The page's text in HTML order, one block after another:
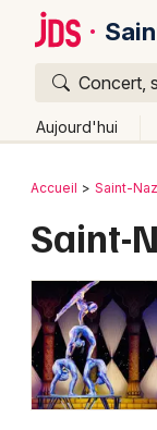
Concert,
Aujourd'hui
Publier
Grands
Activité &
Bordeaux
Lille
Lyon
Marseille
Retour
Accueil Saint-
Saint-
Quoi ?
Où ?
Pays de la Loire
Quand ?
Aujourd'hui